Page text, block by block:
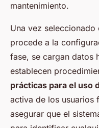
mantenimiento.
Una vez
procede a la
fase, se cargan datos
establecen
prácticas para el uso
activa de los usuarios
asegurar que el